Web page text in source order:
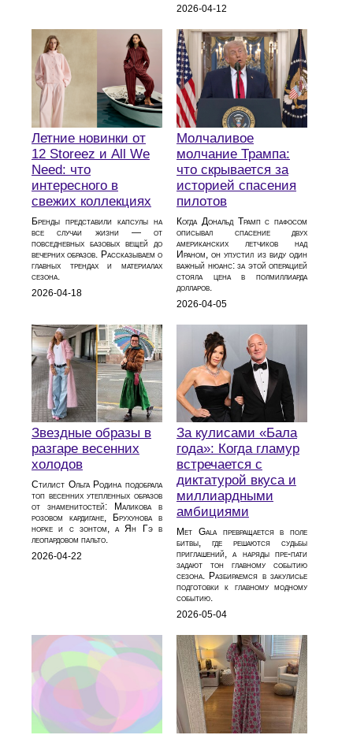
2026-04-12
Летние новинки от
12 Storeez и All We
Need: что
интересного в
свежих коллекциях
Бренды представили капсулы на
все случаи жизни — от
повседневных базовых вещей до
вечерних образов. Рассказываем о
главных трендах и материалах
сезона.
2026-04-18
Молчаливое
молчание Трампа:
что скрывается за
историей спасения
пилотов
Когда Дональд Трамп с пафосом
описывал спасение двух
американских летчиков над
Ираном, он упустил из виду один
важный нюанс: за этой операцией
стояла цена в полмиллиарда
долларов.
2026-04-05
Звездные образы в
разгаре весенних
холодов
Стилист Ольга Родина подобрала
топ весенних утепленных образов
от знаменитостей: Маликова в
розовом кардигане, Брухунова в
норке и с зонтом, а Ян Гэ в
леопардовом пальто.
2026-04-22
За кулисами «Бала
года»: Когда гламур
встречается с
диктатурой вкуса и
миллиардными
амбициями
Met Gala превращается в поле
битвы, где решаются судьбы
приглашений, а наряды пре-пати
задают тон главному событию
сезона. Разбираемся в закулисье
подготовки к главному модному
событию.
2026-05-04